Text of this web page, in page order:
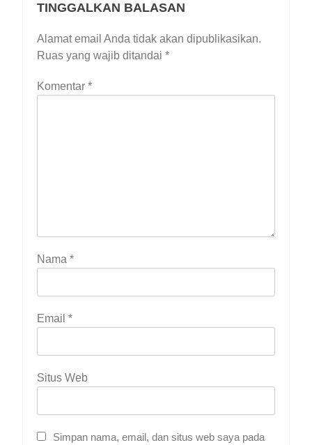
TINGGALKAN BALASAN
Alamat email Anda tidak akan dipublikasikan.
Ruas yang wajib ditandai *
Komentar *
Nama *
Email *
Situs Web
Simpan nama, email, dan situs web saya pada